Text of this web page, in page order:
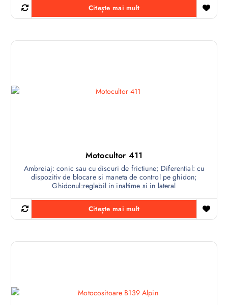
Citește mai mult
Motocultor 411
Ambreiaj: conic sau cu discuri de frictiune; Diferential: cu
dispozitiv de blocare si maneta de control pe ghidon;
Ghidonul:reglabil in inaltime si in lateral
Citește mai mult